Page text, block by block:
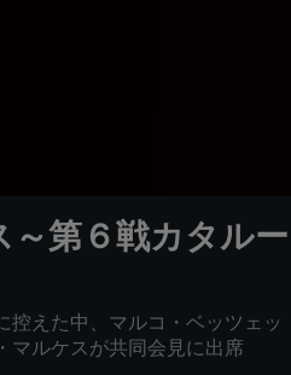
第６戦カタルー
控えた中、マルコ・ベッツェッ
マルケスが共同会見に出席